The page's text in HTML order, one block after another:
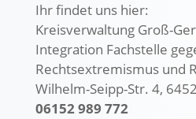
Ihr findet uns hier:
Kreisverwaltung Groß-
Integration Fachstelle
Rechtsextremismus und
Wilhelm-Seipp-Str. 4,
06152 989 772